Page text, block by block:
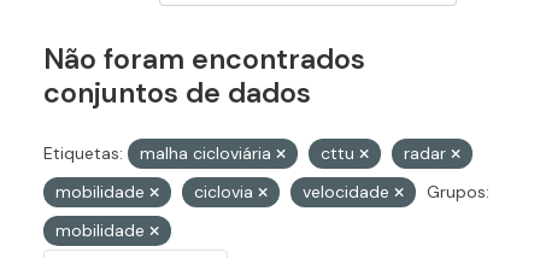
Não foram encontrados
conjuntos de dados
Etiquetas: malha cicloviária cttu
radar
mobilidade
ciclovia velocidade
Grupos:
mobilidade